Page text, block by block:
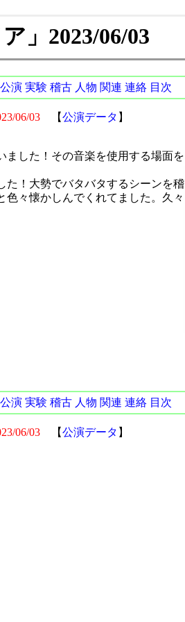
」2023/06/03
公演 実験 稽古 人物 関連 連絡 目次
06/03【公演データ 】
ました！その音楽を使用する場面を
た！大勢でバタバタするシーンを稽
々懐かしんでくれてました。久々
公演 実験 稽古 人物 関連 連絡 目次
06/03【公演データ 】